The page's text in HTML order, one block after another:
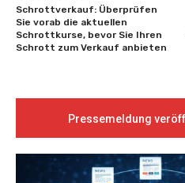
Schrottverkauf: Überprüfen
Sie vorab die aktuellen
Schrottkurse, bevor Sie Ihren
Schrott zum Verkauf anbieten
Pressemeldung